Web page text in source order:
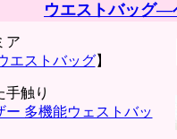
ウエストバッグ
ア
エストバッグ】
手触り
ー 多機能ウェストバッ